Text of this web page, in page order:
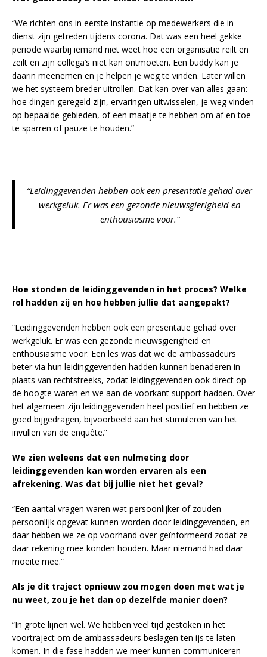
“We richten ons in eerste instantie op medewerkers die in
dienst zijn getreden tijdens corona. Dat was een heel gekke
periode waarbij iemand niet weet hoe een organisatie reilt en
zeilt en zijn collega’s niet kan ontmoeten. Een buddy kan je
daarin meenemen en je helpen je weg te vinden. Later willen
we het systeem breder uitrollen. Dat kan over van alles gaan:
hoe dingen geregeld zijn, ervaringen uitwisselen, je weg vinden
op bepaalde gebieden, of een maatje te hebben om af en toe
te sparren of pauze te houden.”
“Leidinggevenden hebben ook een presentatie gehad over
werkgeluk. Er was een gezonde nieuwsgierigheid en
enthousiasme voor.”
Hoe stonden de leidinggevenden in het proces? Welke
rol hadden zij en hoe hebben jullie dat aangepakt?
“Leidinggevenden hebben ook een presentatie gehad over
werkgeluk. Er was een gezonde nieuwsgierigheid en
enthousiasme voor. Een les was dat we de ambassadeurs
beter via hun leidinggevenden hadden kunnen benaderen in
plaats van rechtstreeks, zodat leidinggevenden ook direct op
de hoogte waren en we aan de voorkant support hadden. Over
het algemeen zijn leidinggevenden heel positief en hebben ze
goed bijgedragen, bijvoorbeeld aan het stimuleren van het
invullen van de enquête.”
We zien weleens dat een nulmeting door
leidinggevenden kan worden ervaren als een
afrekening. Was dat bij jullie niet het geval?
“Een aantal vragen waren wat persoonlijker of zouden
persoonlijk opgevat kunnen worden door leidinggevenden, en
daar hebben we ze op voorhand over geïnformeerd zodat ze
daar rekening mee konden houden. Maar niemand had daar
moeite mee.”
Als je dit traject opnieuw zou mogen doen met wat je
nu weet, zou je het dan op dezelfde manier doen?
“In grote lijnen wel. We hebben veel tijd gestoken in het
voortraject om de ambassadeurs beslagen ten ijs te laten
komen. In die fase hadden we meer kunnen communiceren